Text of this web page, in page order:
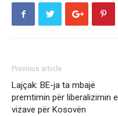
Previous article
Lajçak: BE-ja ta mbajë
premtimin për liberalizimin e
vizave për Kosovën